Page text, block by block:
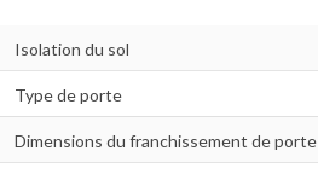
Isolation du sol
Type de porte
Dimensions du franchissement de porte